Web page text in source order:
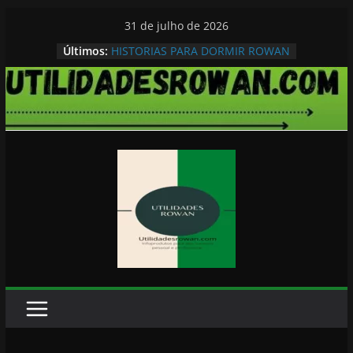
conteúdo
31 de julho de 2026
Últimos: HISTORIAS PARA DORMIR ROWAN